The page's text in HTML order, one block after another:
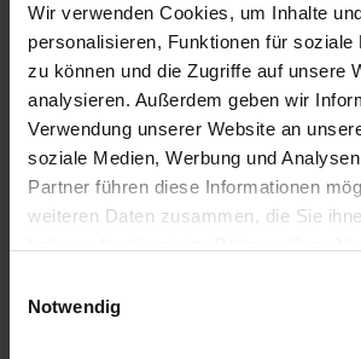
Wir verwenden Cookies, um Inhalte
personalisieren, Funktionen für soziale
zu können und die Zugriffe auf unsere
analysieren. Außerdem geben wir
Verwendung unserer Website an
soziale Medien, Werbung und
Partner führen diese Informationen
weiteren Daten zusammen, die Sie
Notwendig
Räumlichkeiten, sondern bieten
umfassende Beratung an, um
ihre Arbeitsumgebung den
Work-Konzepts entspricht. Unsere
jahrelange Erfahrung im Bereich der
Arbeitsumgebungen und können
eine optimale Arbeitsumgebung zu
Produktivität, Kreativität und
Mitarbeiter fördert.
Unsere Einrichtungslösungen für
nur funktional und praktisch,